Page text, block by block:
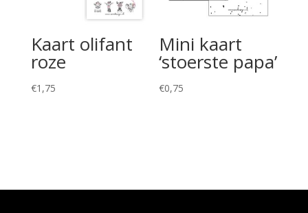
Kaart olifant
roze
€1,75
Mini kaart
‘stoerste papa’
€0,75